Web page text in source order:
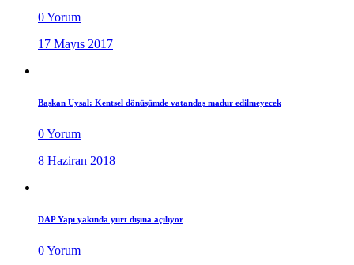
0 Yorum
17 Mayıs 2017
Başkan Uysal: Kentsel dönüşümde vatandaş madur edilmeyecek
0 Yorum
8 Haziran 2018
DAP Yapı yakında yurt dışına açılıyor
0 Yorum